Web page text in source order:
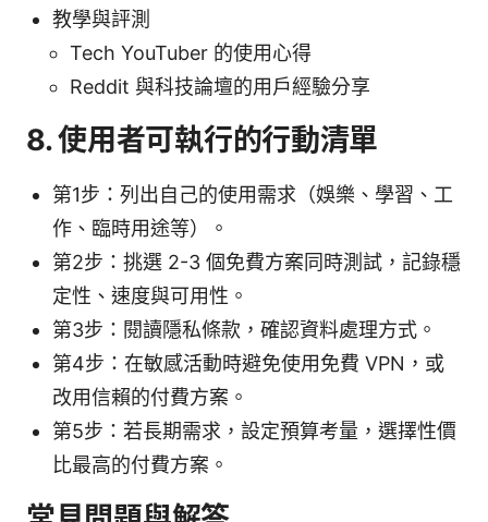
教學與評測
Tech YouTuber 的使用心得
Reddit 與科技論壇的用戶經驗分享
8. 使用者可執行的行動清單
第1步：列出自己的使用需求（娛樂、學習、工
作、臨時用途等）。
第2步：挑選 2-3 個免費方案同時測試，記錄穩
定性、速度與可用性。
第3步：閱讀隱私條款，確認資料處理方式。
第4步：在敏感活動時避免使用免費 VPN，或
改用信賴的付費方案。
第5步：若長期需求，設定預算考量，選擇性價
比最高的付費方案。